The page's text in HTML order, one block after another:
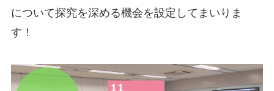
について探究を深める機会を設定してまいりま
す！